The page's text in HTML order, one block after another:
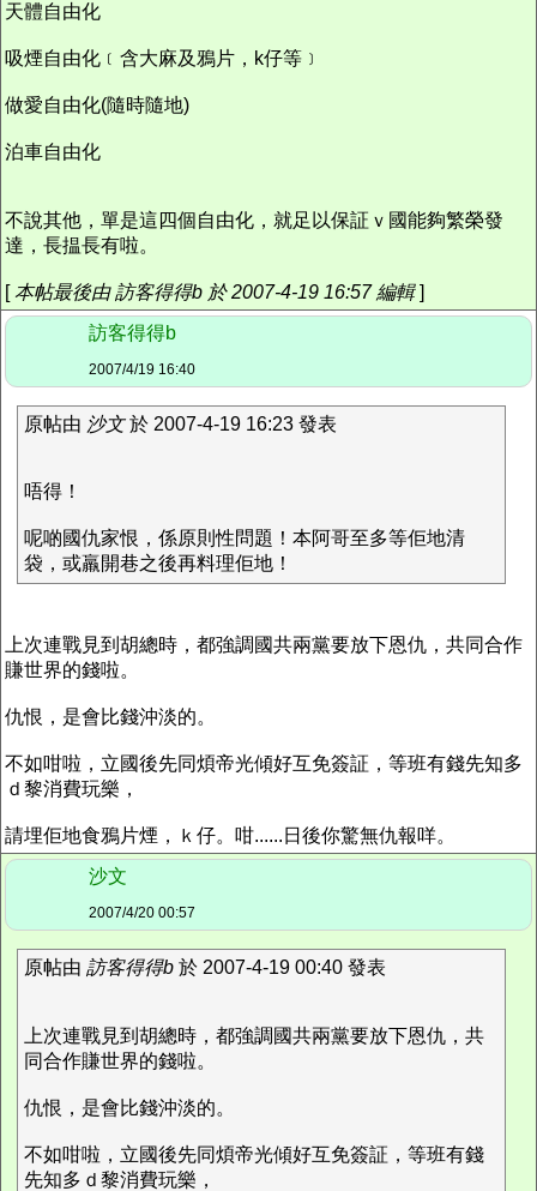
天體自由化
吸煙自由化﹝含大麻及鴉片，k仔等﹞
做愛自由化(隨時隨地)
泊車自由化
不說其他，單是這四個自由化，就足以保証ｖ國能夠繁榮發
達，長揾長有啦。
[本帖最後由 訪客得得b 於 2007-4-19 16:57 編輯]
訪客得得b
2007/4/19 16:40
原帖由 沙文於 2007-4-19 16:23 發表
唔得！
呢啲國仇家恨，係原則性問題！本阿哥至多等佢地清
袋，或羸開巷之後再料理佢地！
上次連戰見到胡總時，都強調國共兩黨要放下恩仇，共同合作
賺世界的錢啦。
仇恨，是會比錢沖淡的。
不如咁啦，立國後先同煩帝光傾好互免簽証，等班有錢先知多
ｄ黎消費玩樂，
請埋佢地食鴉片煙，ｋ仔。咁......日後你驚無仇報咩。
沙文
2007/4/20 00:57
原帖由 訪客得得b 於 2007-4-19 00:40 發表
上次連戰見到胡總時，都強調國共兩黨要放下恩仇，共
同合作賺世界的錢啦。
仇恨，是會比錢沖淡的。
不如咁啦，立國後先同煩帝光傾好互免簽証，等班有錢
先知多ｄ黎消費玩樂，